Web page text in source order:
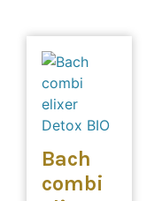
Bach
combi